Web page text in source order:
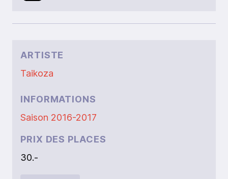
ARTISTE
Taikoza
INFORMATIONS
Saison 2016-2017
PRIX DES PLACES
30.-